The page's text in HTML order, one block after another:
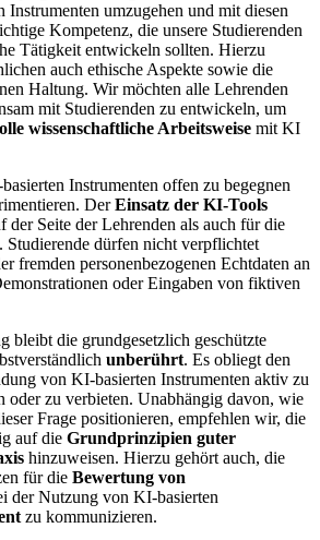
umzugehen und mit diesen
Kompetenz, die unsere Studierenden
Tätigkeit entwickeln sollten. Hierzu
auch ethische Aspekte sowie die
Haltung. Wir möchten alle Lehrenden
mit Studierenden zu entwickeln, um
wissenschaftliche Arbeitsweise mit KI
Instrumenten offen zu begegnen
DerEinsatz der KI-Tools
der Seite der Lehrenden als auch für die
. Studierende dürfen nicht verpflichtet
fremden personenbezogenen Echtdaten an
oder Eingaben von fiktiven
bleibt die grundgesetzlich geschützte
unberührt. Es obliegt den
von KI-basierten Instrumenten aktiv zu
oder zu verbieten. Unabhängig davon, wie
Frage positionieren, empfehlen wir, die
auf die Grundprinzipien guter
hinzuweisen. Hierzu gehört auch, die
für die Bewertung von
der Nutzung von KI-basierten
zu kommunizieren.